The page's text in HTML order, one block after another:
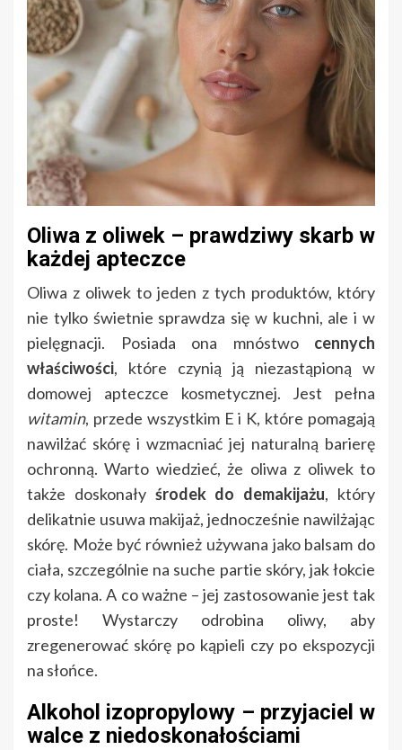
Oliwa z oliwek – prawdziwy skarb w
każdej apteczce
Oliwa z oliwek to jeden z tych produktów, który
nie tylko świetnie sprawdza się w kuchni, ale i w
pielęgnacji. Posiada ona mnóstwo cennych
właściwości, które czynią ją niezastąpioną w
domowej apteczce kosmetycznej. Jest pełna
witamin, przede wszystkim E i K, które pomagają
nawilżać skórę i wzmacniać jej naturalną barierę
ochronną. Warto wiedzieć, że oliwa z oliwek to
także doskonały środek do demakijażu, który
delikatnie usuwa makijaż, jednocześnie nawilżając
skórę. Może być również używana jako balsam do
ciała, szczególnie na suche partie skóry, jak łokcie
czy kolana. A co ważne – jej zastosowanie jest tak
proste! Wystarczy odrobina oliwy, aby
zregenerować skórę po kąpieli czy po ekspozycji
na słońce.
Alkohol izopropylowy – przyjaciel w
walce z niedoskonałościami